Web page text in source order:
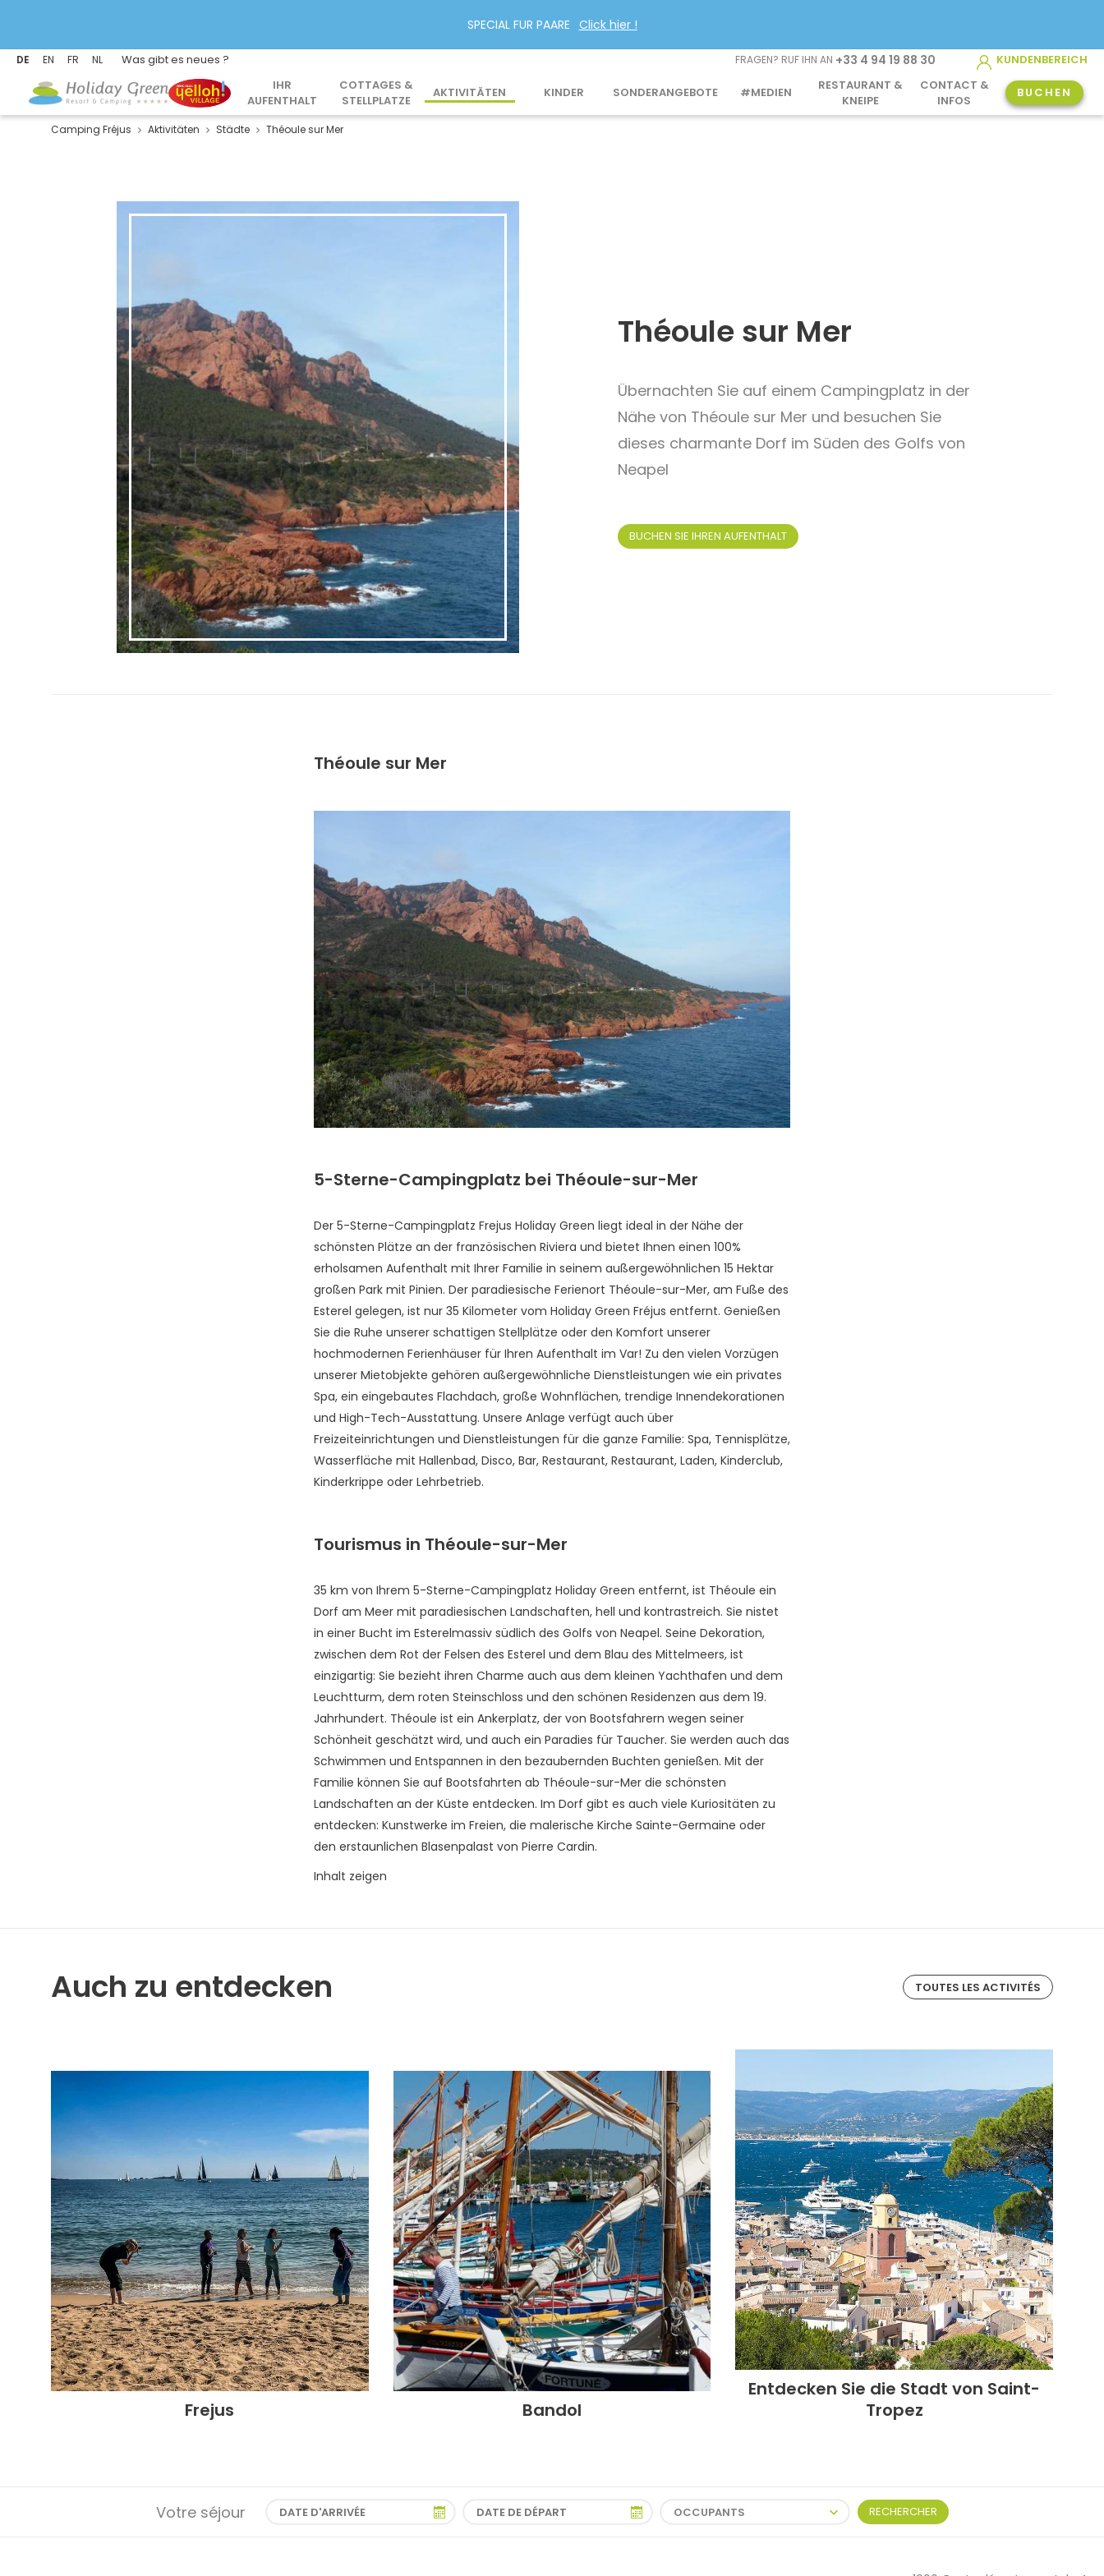
FRAGEN? RUF IHN AN +33 4 94 19 88 30 KUNDENBEREICH
BUCHEN
DE EN FR NL
Was gibt es neues ?
IHR
AUFENTHALT
COTTAGES &
STELLPLATZE
AKTIVITÄTEN KINDER SONDERANGEBOTE #MEDIEN
RESTAURANT &
KNEIPE
CONTACT &
INFOS
SPECIAL FUR PAARE Click hier !
Camping Fréjus Aktivitäten Städte Théoule sur Mer
Théoule sur Mer
Übernachten Sie auf einem Campingplatz in der
Nähe von Théoule sur Mer und besuchen Sie
dieses charmante Dorf im Süden des Golfs von
Neapel
BUCHEN SIE IHREN AUFENTHALT
Théoule sur Mer
5-Sterne-Campingplatz bei Théoule-sur-Mer
Der 5-Sterne-Campingplatz Frejus Holiday Green liegt ideal in der Nähe der
schönsten Plätze an der französischen Riviera und bietet Ihnen einen 100%
erholsamen Aufenthalt mit Ihrer Familie in seinem außergewöhnlichen 15 Hektar
großen Park mit Pinien. Der paradiesische Ferienort Théoule-sur-Mer, am Fuße des
Esterel gelegen, ist nur 35 Kilometer vom Holiday Green Fréjus entfernt. Genießen
Sie die Ruhe unserer schattigen Stellplätze oder den Komfort unserer
hochmodernen Ferienhäuser für Ihren Aufenthalt im Var! Zu den vielen Vorzügen
unserer Mietobjekte gehören außergewöhnliche Dienstleistungen wie ein privates
Spa, ein eingebautes Flachdach, große Wohnflächen, trendige Innendekorationen
und High-Tech-Ausstattung. Unsere Anlage verfügt auch über
Freizeiteinrichtungen und Dienstleistungen für die ganze Familie: Spa, Tennisplätze,
Wasserfläche mit Hallenbad, Disco, Bar, Restaurant, Restaurant, Laden, Kinderclub,
Kinderkrippe oder Lehrbetrieb.
Tourismus in Théoule-sur-Mer
35 km von Ihrem 5-Sterne-Campingplatz Holiday Green entfernt, ist Théoule ein
Dorf am Meer mit paradiesischen Landschaften, hell und kontrastreich. Sie nistet
in einer Bucht im Esterelmassiv südlich des Golfs von Neapel. Seine Dekoration,
zwischen dem Rot der Felsen des Esterel und dem Blau des Mittelmeers, ist
einzigartig: Sie bezieht ihren Charme auch aus dem kleinen Yachthafen und dem
Leuchtturm, dem roten Steinschloss und den schönen Residenzen aus dem 19.
Jahrhundert. Théoule ist ein Ankerplatz, der von Bootsfahrern wegen seiner
Schönheit geschätzt wird, und auch ein Paradies für Taucher. Sie werden auch das
Schwimmen und Entspannen in den bezaubernden Buchten genießen. Mit der
Familie können Sie auf Bootsfahrten ab Théoule-sur-Mer die schönsten
Landschaften an der Küste entdecken. Im Dorf gibt es auch viele Kuriositäten zu
entdecken: Kunstwerke im Freien, die malerische Kirche Sainte-Germaine oder
den erstaunlichen Blasenpalast von Pierre Cardin.
Inhalt zeigen
Auch zu entdecken TOUTES LES ACTIVITÉS
Frejus Bandol
Entdecken Sie die Stadt von Saint-
Tropez
Votre séjour OCCUPANTS